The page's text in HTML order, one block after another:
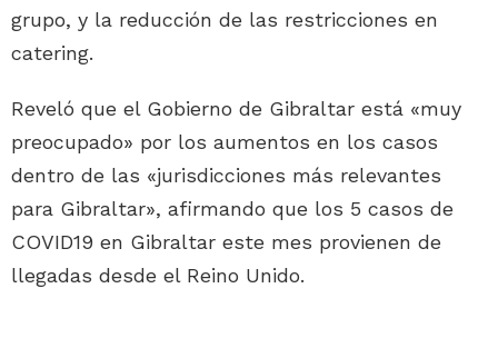
grupo, y la reducción de las restricciones en
catering.
Reveló que el Gobierno de Gibraltar está «muy
preocupado» por los aumentos en los casos
dentro de las «jurisdicciones más relevantes
para Gibraltar», afirmando que los 5 casos de
COVID19 en Gibraltar este mes provienen de
llegadas desde el Reino Unido.